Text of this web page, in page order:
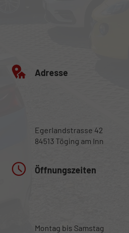
Adresse
Egerlandstrasse 42
84513 Töging am Inn
Öffnungszeiten
Montag bis Samstag